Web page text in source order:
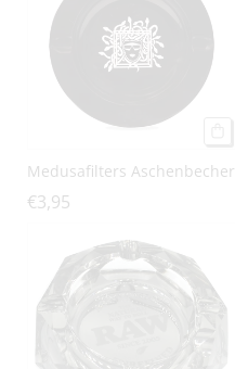
Medusafilters Aschenbecher
€3,95